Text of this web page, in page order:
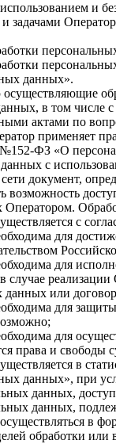
и
данных».
в том
актами по
применяет
№152-ФЗ «О
с
документ,
возможность
с
для
для
или
для
для
права и свободы
в
данных», при
данных,
данных,
в
обработки или